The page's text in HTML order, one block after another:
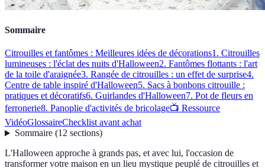
Sommaire
Citrouilles et fantômes : Meilleures idées de décorations1. Citrouilles
lumineuses : l'éclat des nuits d'Halloween2. Fantômes flottants : l'art
de la toile d'araignée3. Rangée de citrouilles : un effet de surprise4.
Centre de table inspiré d'Halloween5. Sacs à bonbons citrouille :
pratiques et décoratifs6. Guirlandes d'Halloween7. Pot de fleurs en
ferronerie8. Panoplie d'activités de bricolage📺 Ressource
VidéoGlossaireChecklist avant achat
Sommaire(12 sections)
L'Halloween approche à grands pas, et avec lui, l'occasion de
transformer votre maison en un lieu mystique peuplé de citrouilles et